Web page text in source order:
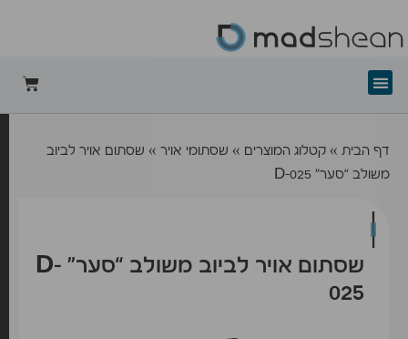
דף הבית » קטלוג המוצרים » שסתומי אויר » שסתום אויר לביוב
משולב “סער” D-025
שסתום אויר לביוב משולב “סער” D-
025